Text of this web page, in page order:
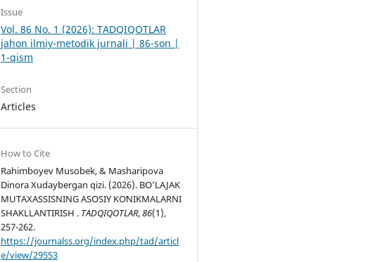
Issue
Vol. 86 No. 1 (2026): TADQIQOTLAR
jahon ilmiy-metodik jurnali | 86-son |
1-qism
Section
Articles
How to Cite
Rahimboyev Musobek, & Masharipova
Dinora Xudaybergan qizi. (2026). BO’LAJAK
MUTAXASSISNING ASOSIY KOʻNIKMALARNI
SHAKLLANTIRISH . TADQIQOTLAR,86(1),
257-262.
https://journalss.org/index.php/tad/articl
e/view/29553